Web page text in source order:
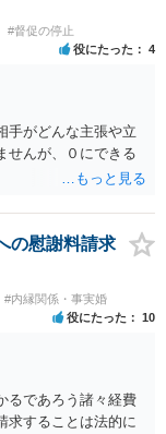
もあり得ます。
#督促の停止
役にたった 4
手がどんな主張や立
せんが、０にできる
の慰謝料請求
#内縁関係・事実婚
役にたった 10
るであろう諸々経費
求することは法的に